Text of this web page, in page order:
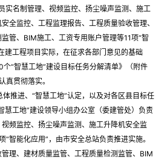
实名制管理、视频监控、扬尘噪声监测、施工
全监控、工程监理报告、工程质量验收管理、
管、BIM施工、工资专用账户管理等11项“智
建工程项目实际，在征求各部门意见的基础
“智慧工地”建设目标任务分解清单》（附件
真贯彻落实。
推进、“智慧工地”认定，以及对各区县目标任
慧工地”建设领导小组办公室（委建管处）负责
频监控、扬尘噪声监测、施工升降机安全监
智能化应用”，由市安全总站负责推进实施。
理、建材质量监管、工程质量检测监管、BIM